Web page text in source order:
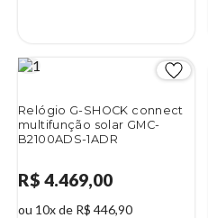
Relógio G-SHOCK connect
multifunção solar GMC-
B2100ADS-1ADR
R$ 4.469,00
ou 10x de R$ 446,90